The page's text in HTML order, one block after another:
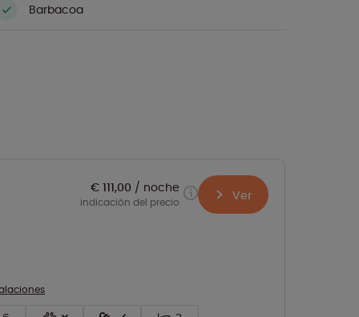
Barbacoa
€ 111,00 noche
indicación del precio Ver